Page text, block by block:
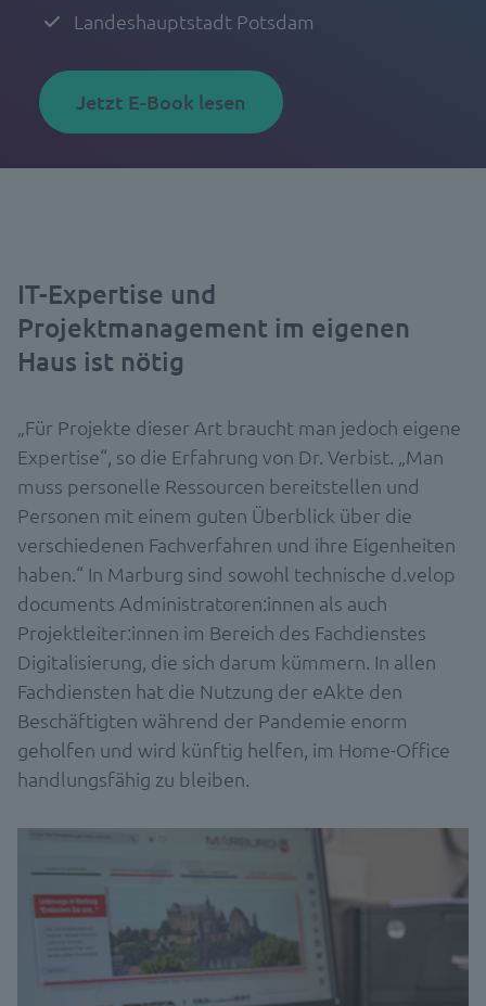
Landeshauptstadt Potsdam
Jetzt E-Book lesen
IT-Expertise und
Projektmanagement im eigenen
Haus ist nötig
„Für Projekte dieser Art braucht man jedoch eigene
Expertise“, so die Erfahrung von Dr. Verbist. „Man
muss personelle Ressourcen bereitstellen und
Personen mit einem guten Überblick über die
verschiedenen Fachverfahren und ihre Eigenheiten
haben.“ In Marburg sind sowohl technische d.velop
documents Administratoren:innen als auch
Projektleiter:innen im Bereich des Fachdienstes
Digitalisierung, die sich darum kümmern. In allen
Fachdiensten hat die Nutzung der eAkte den
Beschäftigten während der Pandemie enorm
geholfen und wird künftig helfen, im Home-Office
handlungsfähig zu bleiben.